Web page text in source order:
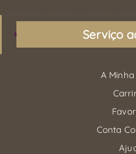
Serviço
A
Conta